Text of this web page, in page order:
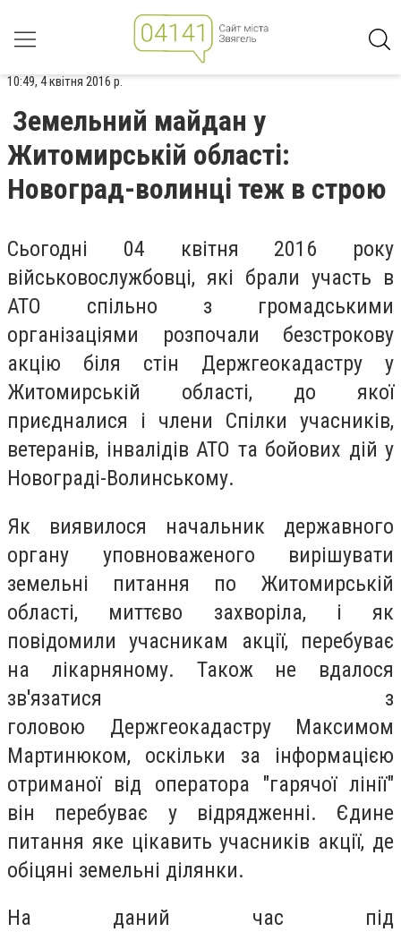
10:49, 4 квітня 2016 р.
Земельний майдан у
Житомирській області:
Новоград-волинці теж в строю
Сьогодні 04 квітня 2016 року
військовослужбовці, які брали участь в
АТО спільно з громадськими
організаціями розпочали безстрокову
акцію біля стін Держгеокадастру у
Житомирській області, до якої
приєдналися і члени Спілки учасників,
ветеранів, інвалідів АТО та бойових дій у
Новограді-Волинському.
Як виявилося начальник державного
органу уповноваженого вирішувати
земельні питання по Житомирській
області, миттєво захворіла, і як
повідомили учасникам акції, перебуває
на лікарняному. Також не вдалося
зв'язатися з
головою Держгеокадастру Максимом
Мартинюком, оскільки за інформацією
отриманої від оператора "гарячої лінії"
він перебуває у відрядженні. Єдине
питання яке цікавить учасників акції, де
обіцяні земельні ділянки.
На даний час під